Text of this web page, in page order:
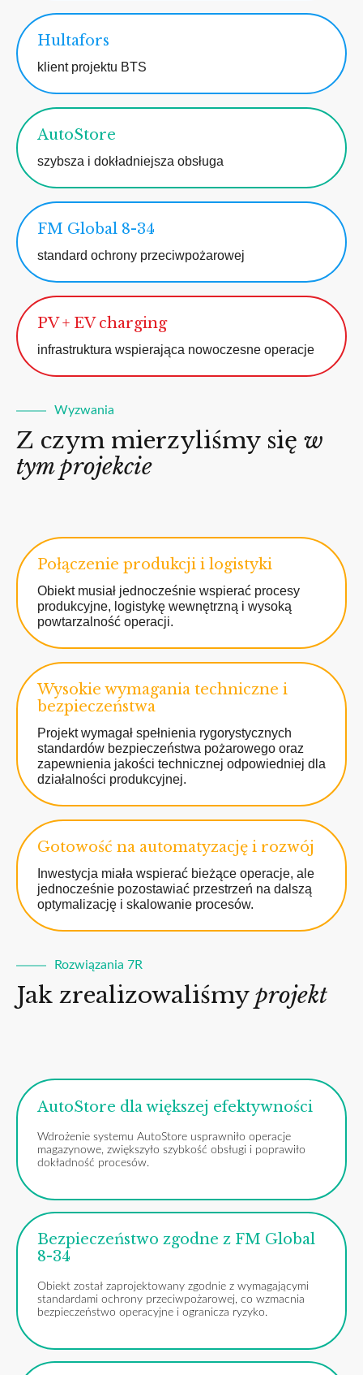
Hultafors
klient projektu BTS
AutoStore
szybsza i dokładniejsza obsługa
FM Global 8-34
standard ochrony przeciwpożarowej
PV + EV charging
infrastruktura wspierająca nowoczesne operacje
Wyzwania
Z czym mierzyliśmy się w
tym projekcie
Połączenie produkcji i logistyki
Obiekt musiał jednocześnie wspierać procesy
produkcyjne, logistykę wewnętrzną i wysoką
powtarzalność operacji.
Wysokie wymagania techniczne i
bezpieczeństwa
Projekt wymagał spełnienia rygorystycznych
standardów bezpieczeństwa pożarowego oraz
zapewnienia jakości technicznej odpowiedniej dla
działalności produkcyjnej.
Gotowość na automatyzację i rozwój
Inwestycja miała wspierać bieżące operacje, ale
jednocześnie pozostawiać przestrzeń na dalszą
optymalizację i skalowanie procesów.
Rozwiązania 7R
Jak zrealizowaliśmy projekt
AutoStore dla większej efektywności
Wdrożenie systemu AutoStore usprawniło operacje
magazynowe, zwiększyło szybkość obsługi i poprawiło
dokładność procesów.
Bezpieczeństwo zgodne z FM Global
8-34
Obiekt został zaprojektowany zgodnie z wymagającymi
standardami ochrony przeciwpożarowej, co wzmacnia
bezpieczeństwo operacyjne i ogranicza ryzyko.